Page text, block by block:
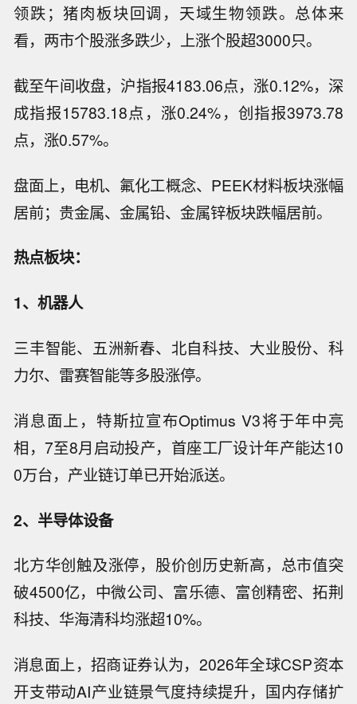
领跌；猪肉板块回调，天域生物领跌。总体来
看，两市个股涨多跌少，上涨个股超3000只。
截至午间收盘，沪指报4183.06点，涨0.12%，深
成指报15783.18点，涨0.24%，创指报3973.78
点，涨0.57%。
盘面上，电机、氟化工概念、PEEK材料板块涨幅
居前；贵金属、金属铅、金属锌板块跌幅居前。
热点板块：
1、机器人
三丰智能、五洲新春、北自科技、大业股份、科
力尔、雷赛智能等多股涨停。
消息面上，特斯拉宣布Optimus V3将于年中亮
相，7至8月启动投产，首座工厂设计年产能达10
0万台，产业链订单已开始派送。
2、半导体设备
北方华创触及涨停，股价创历史新高，总市值突
破4500亿，中微公司、富乐德、富创精密、拓荆
科技、华海清科均涨超10%。
消息面上，招商证券认为，2026年全球CSP资本
开支带动AI产业链景气度持续提升，国内存储扩